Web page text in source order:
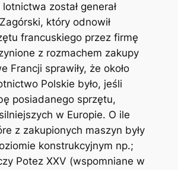
został generał
który odnowił
francuskiego przez firmę
z rozmachem zakupy
Francji sprawiły, że około
Polskie było, jeśli
posiadanego sprzętu,
w Europie. O ile
z zakupionych maszyn były
konstrukcyjnym np.;
Potez XXV (wspomniane w